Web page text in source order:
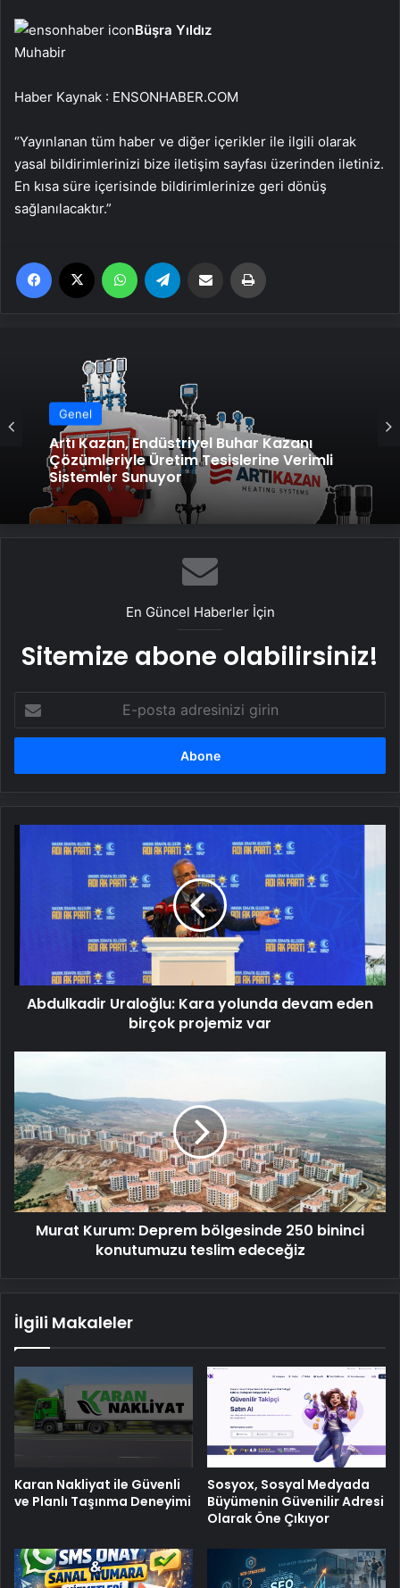
Büşra Yıldız
Muhabir
Haber Kaynak : ENSONHABER.COM
“Yayınlanan tüm haber ve diğer içerikler ile ilgili olarak
yasal bildirimlerinizi bize iletişim sayfası üzerinden iletiniz.
En kısa süre içerisinde bildirimlerinize geri dönüş
sağlanılacaktır.”
Facebook WhatsApp Email'den paylaş
Genel
Artı Kazan, Endüstriyel Buhar Kazanı
Çözümleriyle Üretim Tesislerine Verimli
Sistemler Sunuyor
En Güncel Haberler İçin
Sitemize abone olabilirsiniz!
posta
adresinizi
Uraloğlu:
var
Abdulkadir Uraloğlu: Kara yolunda devam eden
birçok projemiz var
Deprem
bölgesinde
250
bininci
konutumuzu
teslim
edeceğiz
Murat Kurum: Deprem bölgesinde 250 bininci
konutumuzu teslim edeceğiz
İlgili Makaleler
Karan Nakliyat ile Güvenli
ve Planlı Taşınma Deneyimi
Sosyox, Sosyal Medyada
Büyümenin Güvenilir Adresi
Olarak Öne Çıkıyor